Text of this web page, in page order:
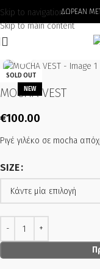
Skip to navigation
Skip to main content
ΔΩΡΕΑΝ
SOLD OUT
NEW
MOCHA VEST
€100.00
Ριγέ γιλέκο σε mocha
SIZE